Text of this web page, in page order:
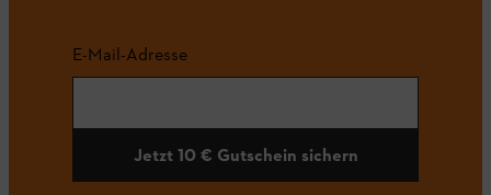
E-Mail-Adresse
Jetzt 10 € Gutschein sichern